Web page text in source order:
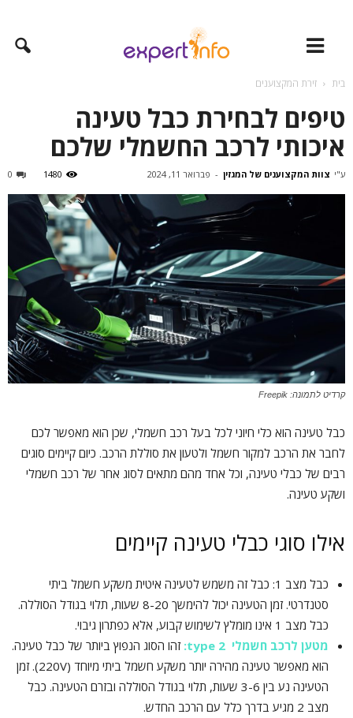
בית זירת המקצוענים
טיפים לבחירת כבל טעינה
איכותי לרכב החשמלי שלכם
ע"י צוות המקצוענים של המגזין - פברואר 11, 2024 0 1480
קרדיט לתמונה: Freepik
כבל טעינה הוא כלי חיוני לכל בעל רכב חשמלי, שכן הוא מאפשר לכם
לחבר את הרכב למקור חשמל ולטעון את סוללת הרכב. כיום קיימים סוגים
רבים של כבלי טעינה, וכל אחד מהם מתאים לסוג אחר של רכב חשמלי
ושקע טעינה.
אילו סוגי כבלי טעינה קיימים
כבל מצב 1: כבל זה משמש לטעינה איטית משקע חשמל ביתי
סטנדרטי. זמן הטעינה יכול להימשך 8-20 שעות, תלוי בגודל הסוללה.
כבל מצב 1 אינו מומלץ לשימוש קבוע, אלא כפתרון גיבוי.
מטען לרכב חשמלי type 2:
זהו הסוג הנפוץ ביותר של כבל טעינה.
הוא מאפשר טעינה מהירה יותר משקע חשמל ביתי מיוחד (220V). זמן
הטעינה נע בין 3-6 שעות, תלוי בגודל הסוללה ובזרם הטעינה. כבל
מצב 2 מגיע בדרך כלל עם הרכב החדש.